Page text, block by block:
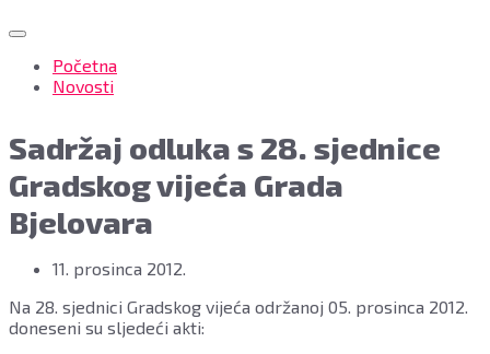
Početna
Novosti
Sadržaj odluka s 28. sjednice
Gradskog vijeća Grada
Bjelovara
11. prosinca 2012.
Na 28. sjednici Gradskog vijeća održanoj 05. prosinca 2012.
doneseni su sljedeći akti: